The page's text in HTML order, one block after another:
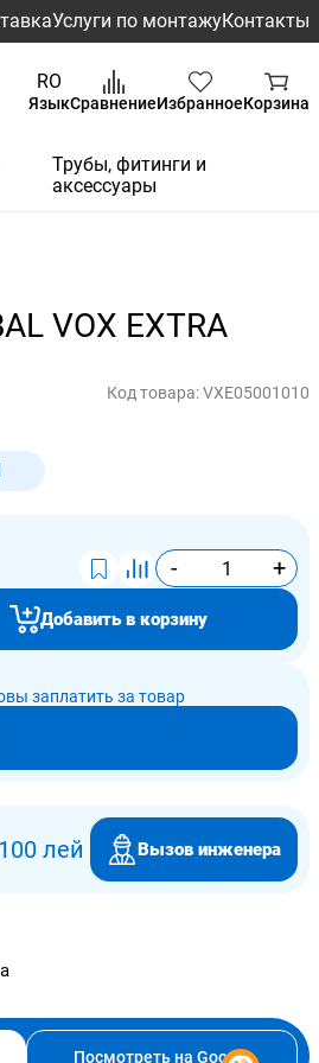
Услуги по монтажуКонтакты
RO
ЯзыкСравнениеИзбранноеКорзина
Трубы, фитинги и
аксессуары
VOX EXTRA
Код товара:VXE05001010
- +
Добавить в корзину
заплатить за товар
лей Вызов инженера
Посмотреть на Google